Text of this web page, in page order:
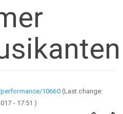
10660(Last change:
- 17:51 )